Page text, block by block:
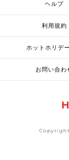
ヘルプ
利用規約
ホットホリデ
お問い合わ